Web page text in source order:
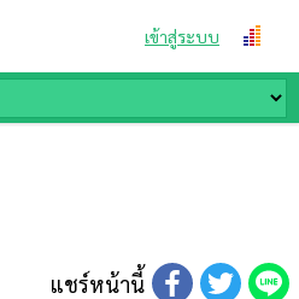
เข้าสู่ระบบ
แชร์หน้านี้